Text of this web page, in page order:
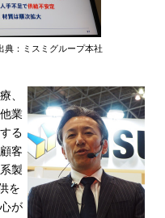
：ミスミグループ本社
、
業
る
客
製
を
が